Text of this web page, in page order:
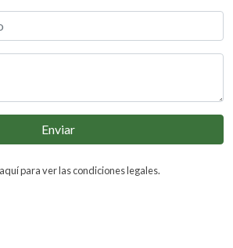
Enviar
para ver las condiciones legales.